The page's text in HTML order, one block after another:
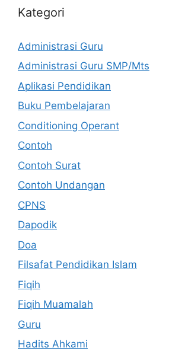
Kategori
Administrasi Guru
Administrasi Guru SMP/Mts
Aplikasi Pendidikan
Buku Pembelajaran
Conditioning Operant
Contoh
Contoh Surat
Contoh Undangan
CPNS
Dapodik
Doa
Filsafat Pendidikan Islam
Fiqih
Fiqih Muamalah
Guru
Hadits Ahkami